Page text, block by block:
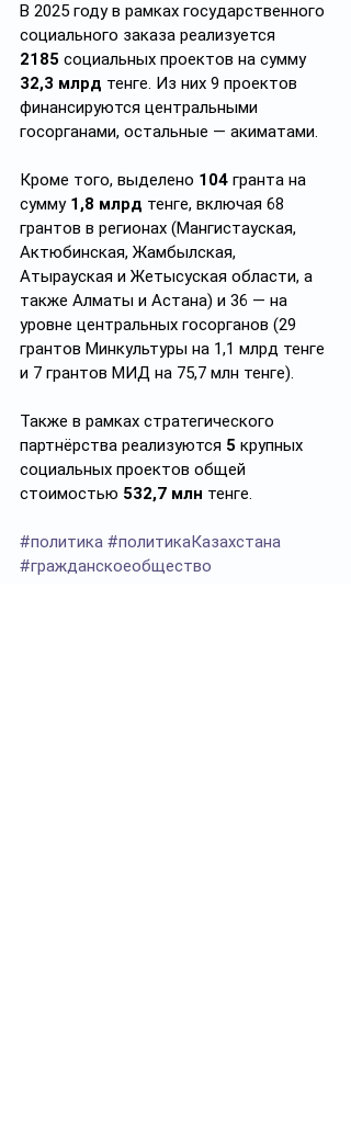
В 2025 году в рамках государственного
социального заказа реализуется
2185 социальных проектов на сумму
32,3 млрд тенге. Из них 9 проектов
финансируются центральными
госорганами, остальные — акиматами.
Кроме того, выделено 104 гранта на
сумму 1,8 млрд тенге, включая 68
грантов в регионах (Мангистауская,
Актюбинская, Жамбылская,
Атырауская и Жетысуская области, а
также Алматы и Астана) и 36 — на
уровне центральных госорганов (29
грантов Минкультуры на 1,1 млрд тенге
и 7 грантов МИД на 75,7 млн тенге).
Также в рамках стратегического
партнёрства реализуются 5 крупных
социальных проектов общей
стоимостью 532,7 млн тенге.
#политика #политикаКазахстана
#гражданскоеобщество